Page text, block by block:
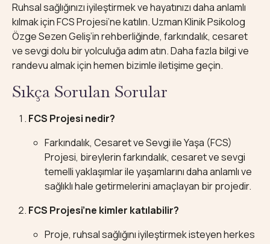
Ruhsal sağlığınızı iyileştirmek ve hayatınızı daha anlamlı
kılmak için FCS Projesi’ne katılın. Uzman Klinik Psikolog
Özge Sezen Geliş’in rehberliğinde, farkındalık, cesaret
ve sevgi dolu bir yolculuğa adım atın. Daha fazla bilgi ve
randevu almak için hemen bizimle iletişime geçin.
Sıkça Sorulan Sorular
FCS Projesi nedir?
Farkındalık, Cesaret ve Sevgi ile Yaşa (FCS)
Projesi, bireylerin farkındalık, cesaret ve sevgi
temelli yaklaşımlar ile yaşamlarını daha anlamlı ve
sağlıklı hale getirmelerini amaçlayan bir projedir.
FCS Projesi’ne kimler katılabilir?
Proje, ruhsal sağlığını iyileştirmek isteyen herkes